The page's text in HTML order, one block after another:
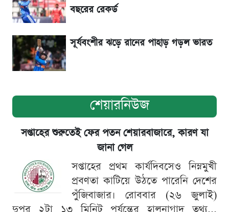
বাংলাদেশের বছরের রেকর্ড
সূর্যবংশীর ঝড়ে রানের পাহাড় গড়ল ভারত
শেয়ারনিউজ
সপ্তাহের শুরুতেই ফের পতন শেয়ারবাজারে, কারণ যা
জানা গেল
সপ্তাহের প্রথম কার্যদিবসেও নিম্নমুখী
প্রবণতা কাটিয়ে উঠতে পারেনি দেশের
পুঁজিবাজার। রোববার (২৬ জুলাই)